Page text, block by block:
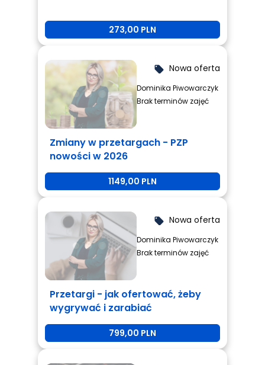
swoją bezradność i zrób mały, nieśmiały krok w
273,00 PLN
local_offer Nowa oferta
Dominika Piwowarczyk
Brak terminów zajęć
Zmiany w przetargach - PZP
nowości w 2026
1149,00 PLN
local_offer Nowa oferta
Dominika Piwowarczyk
Brak terminów zajęć
Przetargi - jak ofertować, żeby
wygrywać i zarabiać
799,00 PLN